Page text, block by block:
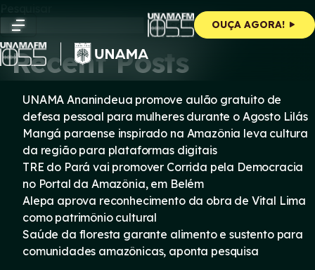
content
OUÇA AGORA!
Pesquisar
Pesquisar
Recent Posts
UNAMA Ananindeua promove aulão gratuito de
defesa pessoal para mulheres durante o Agosto Lilás
Mangá paraense inspirado na Amazônia leva cultura
da região para plataformas digitais
TRE do Pará vai promover Corrida pela Democracia
no Portal da Amazônia, em Belém
Alepa aprova reconhecimento da obra de Vital Lima
como patrimônio cultural
Saúde da floresta garante alimento e sustento para
comunidades amazônicas, aponta pesquisa